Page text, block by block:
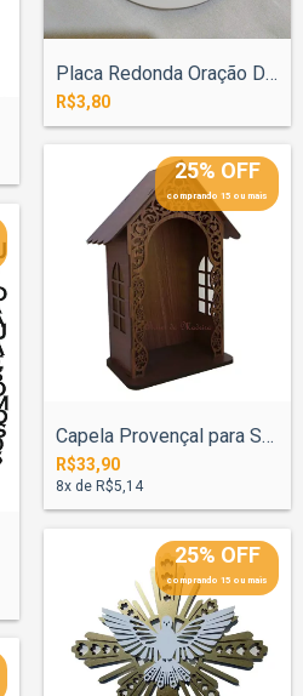
Placa Redonda Oração Da Família Espiral...
R$3,80
25% OFF
comprando 15 ou mais
Capela Provençal para Santo 20cm Pintado
R$33,90
8x de R$5,14
25% OFF
comprando 15 ou mais